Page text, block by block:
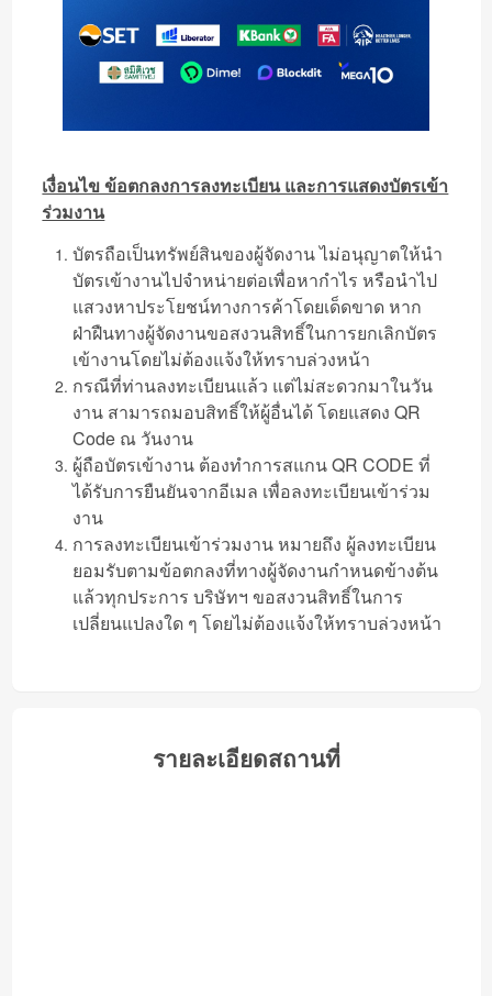
เงื่อนไข ข้อตกลงการลงทะเบียน และการแสดงบัตรเข้า
ร่วมงาน
บัตรถือเป็นทรัพย์สินของผู้จัดงาน ไม่อนุญาตให้นำ
บัตรเข้างานไปจำหน่ายต่อเพื่อหากำไร หรือนำไป
แสวงหาประโยชน์ทางการค้าโดยเด็ดขาด หาก
ฝ่าฝืนทางผู้จัดงานขอสงวนสิทธิ์ในการยกเลิกบัตร
เข้างานโดยไม่ต้องแจ้งให้ทราบล่วงหน้า
กรณีที่ท่านลงทะเบียนแล้ว แต่ไม่สะดวกมาในวัน
งาน สามารถมอบสิทธิ์ให้ผู้อื่นได้ โดยแสดง QR
Code ณ วันงาน
ผู้ถือบัตรเข้างาน ต้องทำการสแกน QR CODE ที่
ได้รับการยืนยันจากอีเมล เพื่อลงทะเบียนเข้าร่วม
งาน
การลงทะเบียนเข้าร่วมงาน หมายถึง ผู้ลงทะเบียน
ยอมรับตามข้อตกลงที่ทางผู้จัดงานกำหนดข้างต้น
แล้วทุกประการ บริษัทฯ ขอสงวนสิทธิ์ในการ
เปลี่ยนแปลงใด ๆ โดยไม่ต้องแจ้งให้ทราบล่วงหน้า
รายละเอียดสถานที่